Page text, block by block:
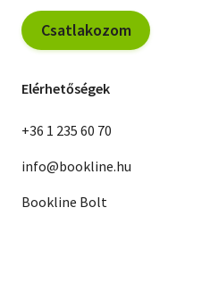
Csatlakozom
Elérhetőségek
+36 1 235 60 70
info@bookline.hu
Bookline Bolt